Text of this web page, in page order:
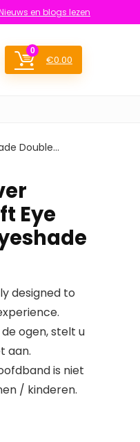
en blogs lezen
0
€0.00
Double…
Eye
designed to
ogen, stelt u
aan.
is niet
/ kinderen.